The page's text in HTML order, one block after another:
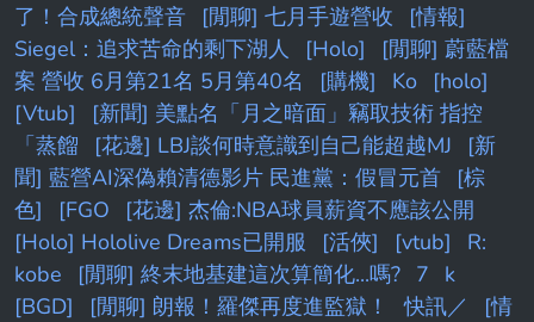
了！合成總統聲音
[閒聊] 七月手遊營收
[情報]
Siegel：追求苦命的剩下湖人
[Holo]
[閒聊] 蔚藍檔
案 營收 6月第21名 5月第40名
[購機] Ko
[holo]
[Vtub]
[新聞] 美點名「月之暗面」竊取技術 指控
「蒸餾
[花邊] LBJ談何時意識到自己能超越MJ
[新
聞] 藍營AI深偽賴清德影片 民進黨：假冒元首
[棕
色]
[FGO
[花邊] 杰倫:NBA球員薪資不應該公開
[Holo] Hololive Dreams已開服
[活俠] [vtub]
R:
kobe
[閒聊] 終末地基建這次算簡化...嗎? 7
k
[BGD]
[閒聊] 朗報！羅傑再度進監獄！ 快訊／
[情